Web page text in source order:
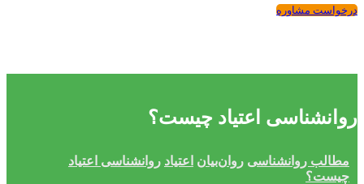
درخواست مشاوره
روانشناسی اعتیاد چیست؟
مطالب روانشناسی روان‌بیان اعتیاد روانشناسی اعتیاد
چیست؟